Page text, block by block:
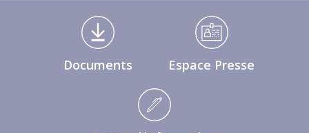
Médiathèque Footer
Documents Espace Presse